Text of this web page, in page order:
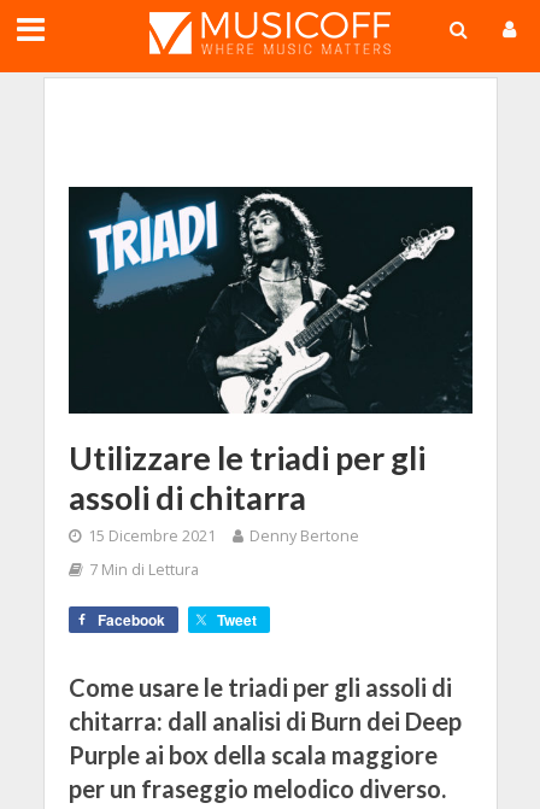
Utilizzare le triadi per gli
assoli di chitarra
15 Dicembre 2021
Denny Bertone
7 Min di Lettura
Facebook Tweet
Come usare le triadi per gli assoli di
chitarra: dall analisi di Burn dei Deep
Purple ai box della scala maggiore
per un fraseggio melodico diverso.